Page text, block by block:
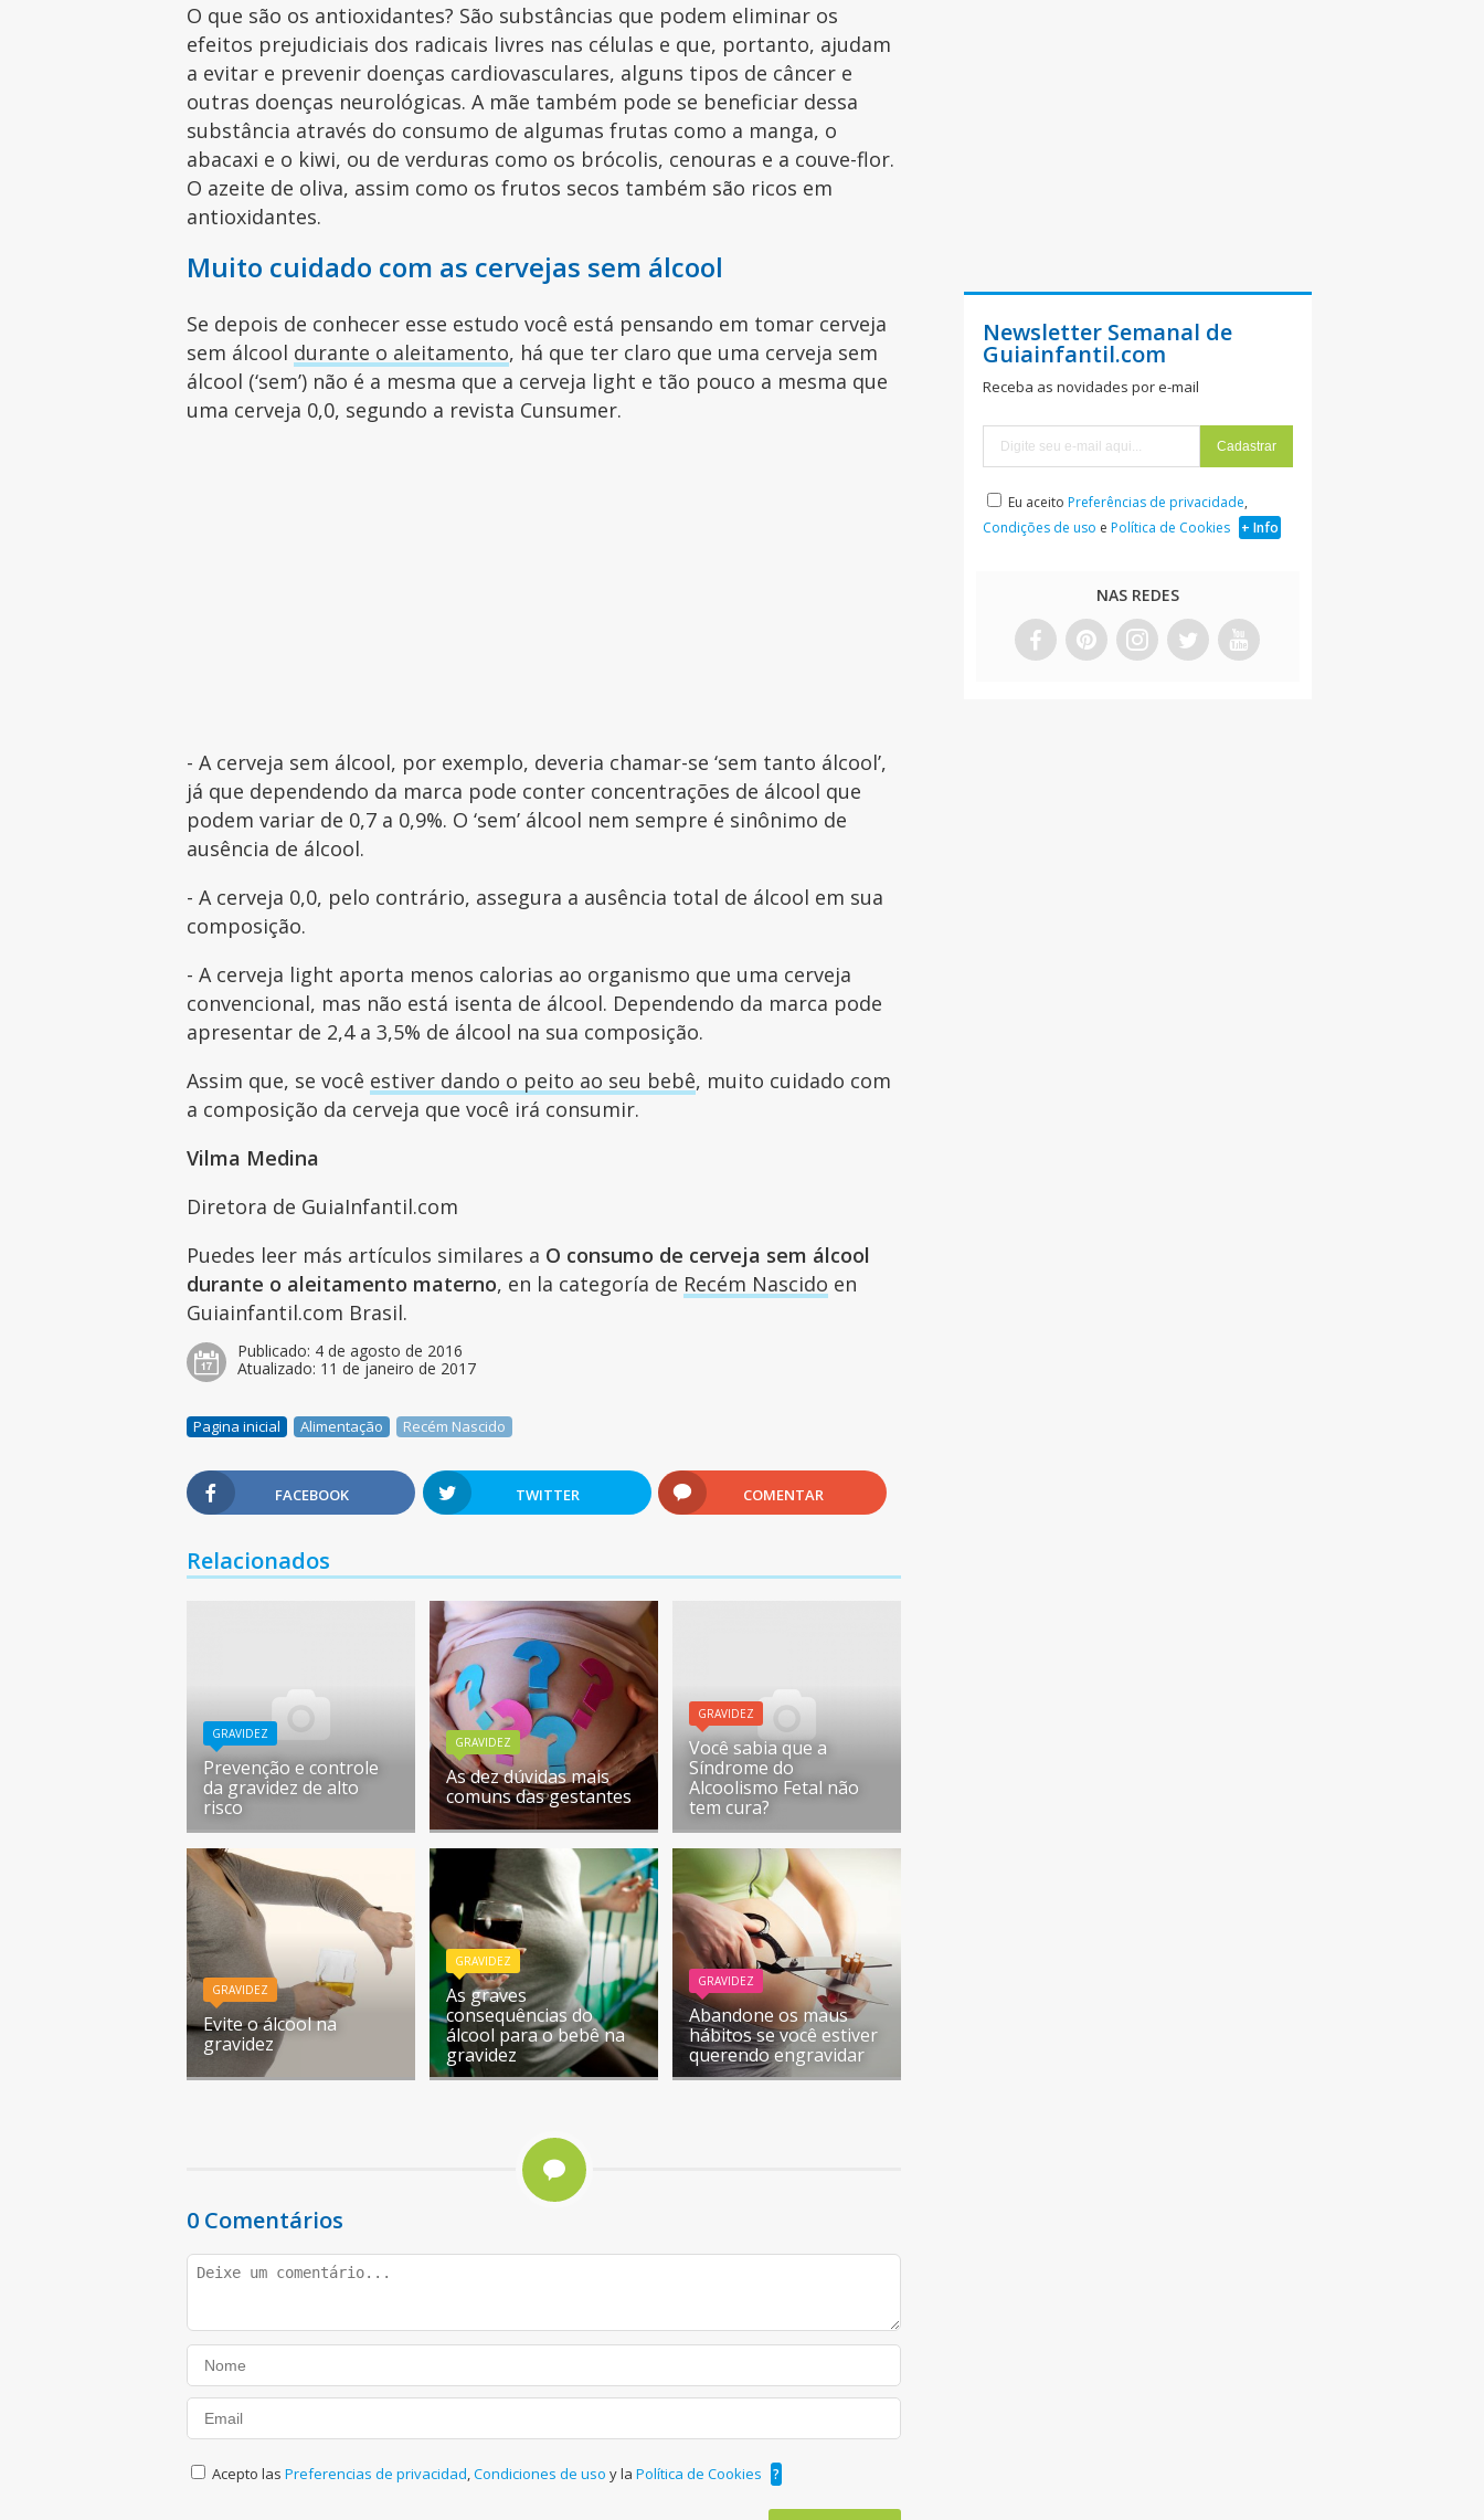
O que são os antioxidantes? São substâncias que podem eliminar os
efeitos prejudiciais dos radicais livres nas células e que, portanto, ajudam
a evitar e prevenir doenças cardiovasculares, alguns tipos de câncer e
outras doenças neurológicas. A mãe também pode se beneficiar dessa
substância através do consumo de algumas frutas como a manga, o
abacaxi e o kiwi, ou de verduras como os brócolis, cenouras e a couve-flor.
O azeite de oliva, assim como os frutos secos também são ricos em
antioxidantes.
Muito cuidado com as cervejas sem álcool
Se depois de conhecer esse estudo você está pensando em tomar cerveja
sem álcool durante o aleitamento, há que ter claro que uma cerveja sem
álcool (‘sem’) não é a mesma que a cerveja light e tão pouco a mesma que
uma cerveja 0,0, segundo a revista Cunsumer.
- A cerveja sem álcool, por exemplo, deveria chamar-se ‘sem tanto álcool’,
já que dependendo da marca pode conter concentrações de álcool que
podem variar de 0,7 a 0,9%. O ‘sem’ álcool nem sempre é sinônimo de
ausência de álcool.
- A cerveja 0,0, pelo contrário, assegura a ausência total de álcool em sua
composição.
- A cerveja light aporta menos calorias ao organismo que uma cerveja
convencional, mas não está isenta de álcool. Dependendo da marca pode
apresentar de 2,4 a 3,5% de álcool na sua composição.
Assim que, se você estiver dando o peito ao seu bebê, muito cuidado com
a composição da cerveja que você irá consumir.
Vilma Medina
Diretora de GuiaInfantil.com
Puedes leer más artículos similares a O consumo de cerveja sem álcool
durante o aleitamento materno, en la categoría de Recém Nascido en
Guiainfantil.com Brasil.
Publicado: 4 de agosto de 2016
Atualizado: 11 de janeiro de 2017
Pagina inicial Alimentação Recém Nascido
FACEBOOK TWITTER COMENTAR
Relacionados
GRAVIDEZ
Prevenção e controle
da gravidez de alto
risco
GRAVIDEZ
As dez dúvidas mais
comuns das gestantes
GRAVIDEZ
Você sabia que a
Síndrome do
Alcoolismo Fetal não
tem cura?
GRAVIDEZ
Evite o álcool na
gravidez
GRAVIDEZ
As graves
consequências do
álcool para o bebê na
gravidez
GRAVIDEZ
Abandone os maus
hábitos se você estiver
querendo engravidar
0 Comentários
Acepto lasPreferencias de privacidad ,Condiciones de usoy laPolítica de Cookies ?
Newsletter Semanal de
Guiainfantil.com
Receba as novidades por e-mail
Eu aceito Preferências de privacidade,
Condições de uso e Política de Cookies + Info
NAS REDES